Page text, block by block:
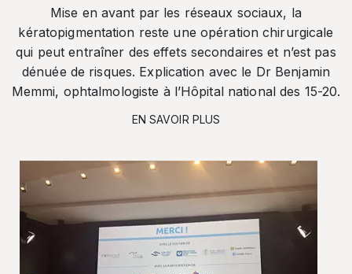
Mise en avant par les réseaux sociaux, la
kératopigmentation reste une opération chirurgicale
qui peut entraîner des effets secondaires et n’est pas
dénuée de risques. Explication avec le Dr Benjamin
Memmi, ophtalmologiste à l’Hôpital national des 15-20.
EN SAVOIR PLUS